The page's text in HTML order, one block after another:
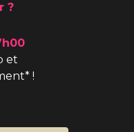
?
h00
et
!